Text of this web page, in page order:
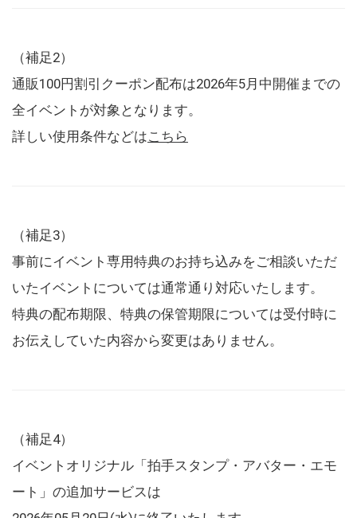
（補足2）
通販100円割引クーポン配布は2026年5月中開催までの
全イベントが対象となります。
詳しい使用条件などはこちら
（補足3）
事前にイベント専用特典のお持ち込みをご相談いただ
いたイベントについては通常通り対応いたします。
特典の配布期限、特典の保管期限については受付時に
お伝えしていた内容から変更はありません。
（補足4）
イベントオリジナル「拍手スタンプ・アバター・エモ
ート」の追加サービスは